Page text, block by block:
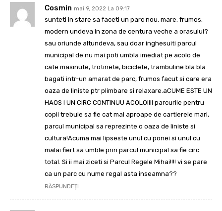
Cosmin mai 9, 2022 La 09:17
sunteti in stare sa faceti un parc nou, mare, frumos,
modern undeva in zona de centura veche a orasului?
sau oriunde altundeva, sau doar inghesuiti parcul
municipal de nu mai poti umbla imediat pe acolo de
cate masinute, trotinete, biciclete, trambuline bla bla
bagati intr-un amarat de parc, frumos facut si care era
oaza de liniste ptr plimbare si relaxare.aCUME ESTE UN
HAOS I UN CIRC CONTINUU ACOLO!!!! parcurile pentru
copii trebuie sa fie cat mai aproape de cartierele mari,
parcul municipal sa reprezinte o oaza de liniste si
cultura!Acuma mai lipseste unul cu ponei si unul cu
malai fiert sa umble prin parcul municipal sa fie circ
total. Si ii mai ziceti si Parcul Regele Mihai!!!! vi se pare
ca un parc cu nume regal asta inseamna??
RĂSPUNDEȚI